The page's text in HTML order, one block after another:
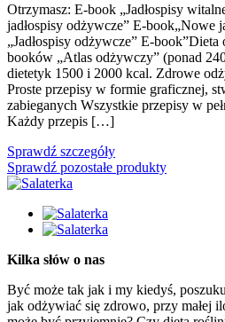
Otrzymasz: E-book „Jadłospisy
jadłospisy odżywcze” E-book„Nowe
„Jadłospisy odżywcze” E-
booków „Atlas odżywczy” (ponad
dietetyk 1500 i 2000 kcal. Zdrowe
Proste przepisy w formie graficznej,
zabieganych Wszystkie przepisy w
Każdy przepis […]
Sprawdź szczegóły
Sprawdź pozostałe produkty
Kilka słów o nas
Być może tak jak i my kiedyś,
jak odżywiać się zdrowo, przy małej